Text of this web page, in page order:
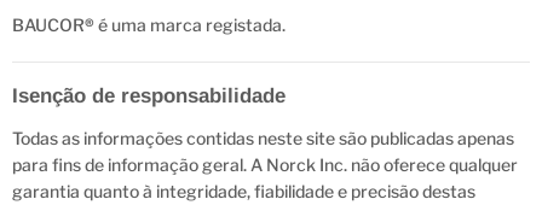
BAUCOR® é uma marca registada.
Isenção de responsabilidade
Todas as informações contidas neste site são publicadas apenas
para fins de informação geral. A Norck Inc. não oferece qualquer
garantia quanto à integridade, fiabilidade e precisão destas